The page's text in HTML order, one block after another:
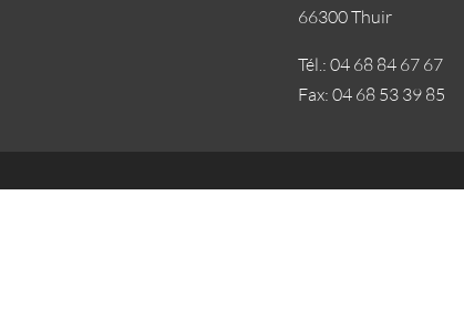
66300 Thuir
Tél.: 04 68 84 67 67
Fax: 04 68 53 39 85